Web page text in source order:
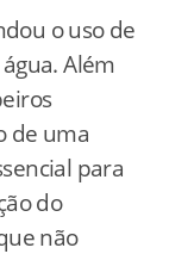
o uso de
Além
de uma
para
do
não